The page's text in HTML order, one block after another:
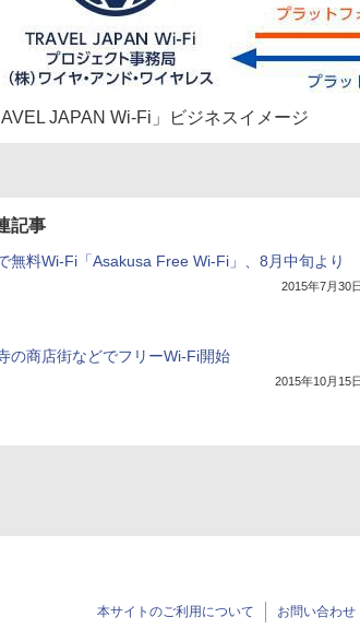
JAPAN Wi-Fi」ビジネスイメージ
記事
無料Wi-Fi「Asakusa Free Wi-Fi」、8月中旬より
2015年7月30日
の商店街などでフリーWi-Fi開始
2015年10月15日
本サイトのご利用について お問い合わせ